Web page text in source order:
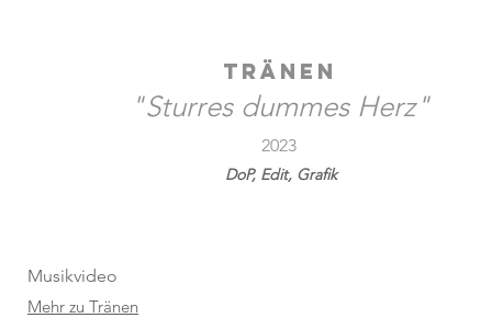
TRÄNEN
"Sturres dummes Herz"
2023
DoP, Edit, Grafik
Musikvideo
Mehr zu Tränen